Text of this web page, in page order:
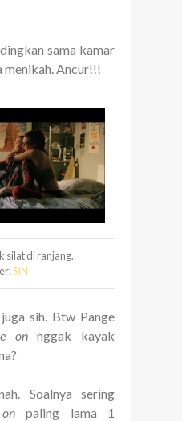
sama kamar
menikah. Ancur!!!
silat di ranjang.
SINI
sih. Btw Pange
onnggak kayak
Soalnya sering
paling lama 1